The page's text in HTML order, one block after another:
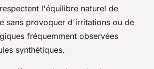
l'équilibre naturel de
sans provoquer d'irritations ou de
fréquemment observées
synthétiques.